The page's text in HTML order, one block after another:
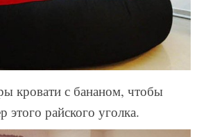
кровати с бананом, чтобы
этого райского уголка.